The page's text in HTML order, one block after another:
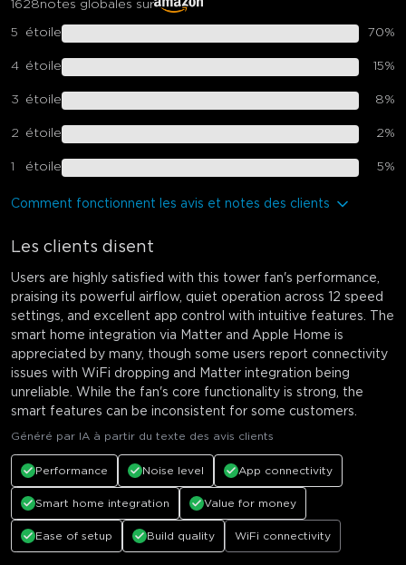
1628notes globales sur
5 étoile 70%
4 étoile 15%
3 étoile 8%
2 étoile 2%
1 étoile 5%
Comment fonctionnent les avis et notes des clients
Les clients disent
Users are highly satisfied with this tower fan's performance,
praising its powerful airflow, quiet operation across 12 speed
settings, and excellent app control with intuitive features. The
smart home integration via Matter and Apple Home is
appreciated by many, though some users report connectivity
issues with WiFi dropping and Matter integration being
unreliable. While the fan's core functionality is strong, the
smart features can be inconsistent for some customers.
Généré par IA à partir du texte des avis clients
Performance Noise level App connectivity
Smart home integration Value for money
Ease of setup Build quality WiFi connectivity